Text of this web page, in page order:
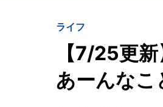
ライフ
【7/25更
あーんなこ